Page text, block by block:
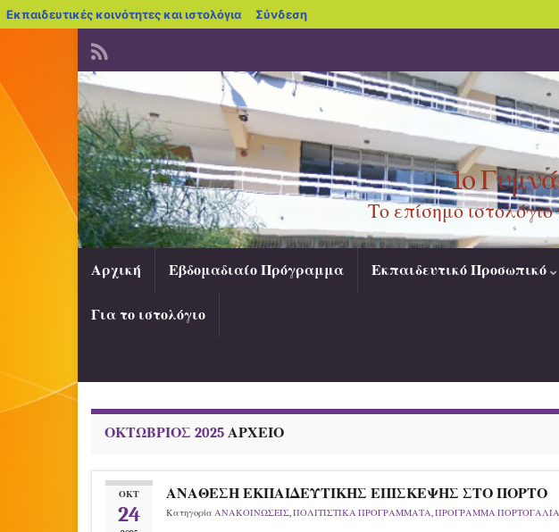
Εκπαιδευτικές κοινότητες και ιστολόγια blogs.sch.gr
Σύνδεση
1ο
Το επίσημο
Αρχική Εβδομαδιαίο Πρόγραμμα Εκπαιδευτικό Προσωπικό
Για το ιστολόγιο
ΟΚΤΏΒΡΙΟΣ 2025 ΑΡΧΕΊΟ
ΟΚΤ
24
ΑΝΑΘΕΣΗ ΕΚΠΑΙΔΕΥΤΙΚΗΣ ΕΠΙΣΚΕΨΗΣ ΣΤΟ ΠΟΡΤΟ
Κατηγορία ΑΝΑΚΟΙΝΩΣΕΙΣ,ΠΟΛΙΤΙΣΤΙΚΑ ΠΡΟΓΡΑΜΜΑΤΑ,ΠΡΟΓΡΑΜΜΑ ΠΟΡΤΟΓΑΛΙΑ